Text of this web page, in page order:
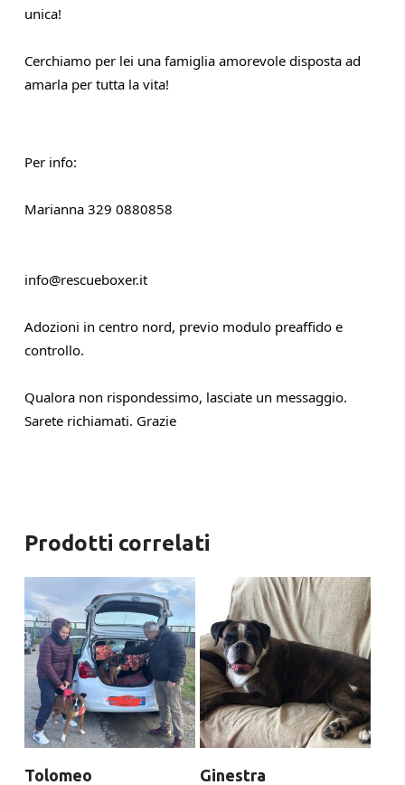
unica!
Cerchiamo per lei una famiglia amorevole disposta ad
amarla per tutta la vita!
Per info:
Marianna 329 0880858
info@rescueboxer.it
Adozioni in centro nord, previo modulo preaffido e
controllo.
Qualora non rispondessimo, lasciate un messaggio.
Sarete richiamati. Grazie
Prodotti correlati
Tolomeo Ginestra